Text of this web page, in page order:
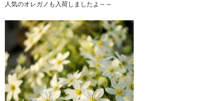
人気のオレガノも入荷しましたよ～～